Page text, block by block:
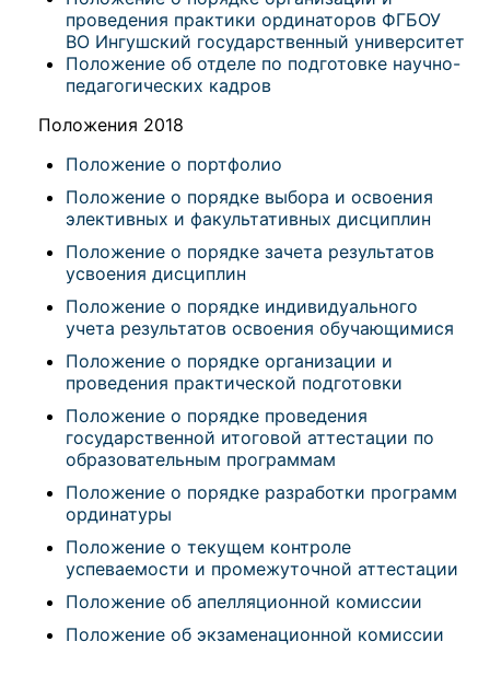
проведения практики ординаторов ФГБОУ
ВО Ингушский государственный университет
Положение об отделе по подготовке научно-
педагогических кадров
Положения 2018
Положение о портфолио
Положение о порядке выбора и освоения
элективных и факультативных дисциплин
Положение о порядке зачета результатов
усвоения дисциплин
Положение о порядке индивидуального
учета результатов освоения обучающимися
Положение о порядке организации и
проведения практической подготовки
Положение о порядке проведения
государственной итоговой аттестации по
образовательным программам
Положение о порядке разработки программ
ординатуры
Положение о текущем контроле
успеваемости и промежуточной аттестации
Положение об апелляционной комиссии
Положение об экзаменационной комиссии